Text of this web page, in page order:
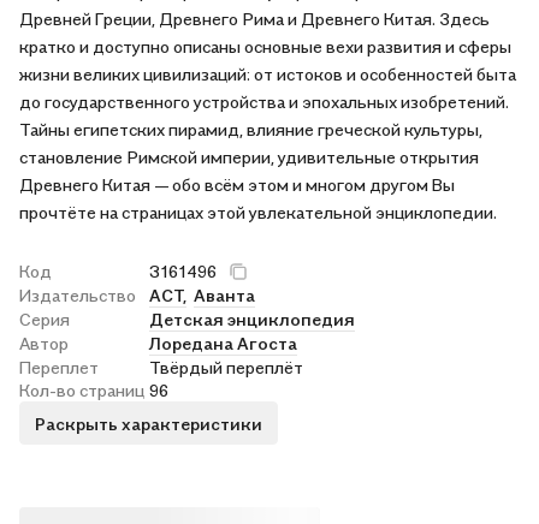
Древней Греции, Древнего Рима и Древнего Китая. Здесь
кратко и доступно описаны основные вехи развития и сферы
жизни великих цивилизаций: от истоков и особенностей быта
до государственного устройства и эпохальных изобретений.
Тайны египетских пирамид, влияние греческой культуры,
становление Римской империи, удивительные открытия
Древнего Китая — обо всём этом и многом другом Вы
прочтёте на страницах этой увлекательной энциклопедии.
Код
3161496
Издательство
АСТ, Аванта
Серия
Детская энциклопедия
Автор
Лоредана Агоста
Переплет
Твёрдый переплёт
Кол-во страниц 96
Раскрыть характеристики